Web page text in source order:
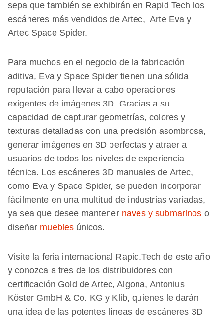
sepa que también se exhibirán en Rapid Tech los
escáneres más vendidos de Artec, Arte Eva y
Artec Space Spider.
Para muchos en el negocio de la fabricación
aditiva, Eva y Space Spider tienen una sólida
reputación para llevar a cabo operaciones
exigentes de imágenes 3D. Gracias a su
capacidad de capturar geometrías, colores y
texturas detalladas con una precisión asombrosa,
generar imágenes en 3D perfectas y atraer a
usuarios de todos los niveles de experiencia
técnica. Los escáneres 3D manuales de Artec,
como Eva y Space Spider, se pueden incorporar
fácilmente en una multitud de industrias variadas,
ya sea que desee mantener naves y submarinos o
diseñar muebles únicos.
Visite la feria internacional Rapid.Tech de este año
y conozca a tres de los distribuidores con
certificación Gold de Artec, Algona, Antonius
Köster GmbH & Co. KG y Klib, quienes le darán
una idea de las potentes líneas de escáneres 3D